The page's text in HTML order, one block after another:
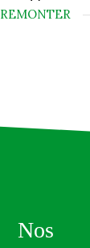
REMONTER
Nos